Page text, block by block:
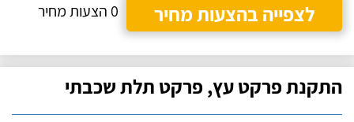
לצפייה בהצעות מחיר
0 הצעות מחיר
התקנת פרקט עץ, פרקט תלת שכבתי